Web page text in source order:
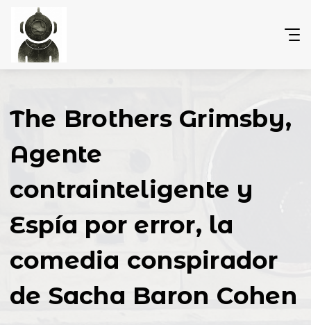
The Brothers Grimsby,
Agente
contrainteligente y
Espía por error, la
comedia conspirador
de Sacha Baron Cohen